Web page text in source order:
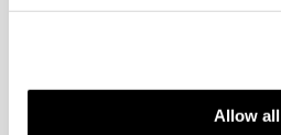
Allow all